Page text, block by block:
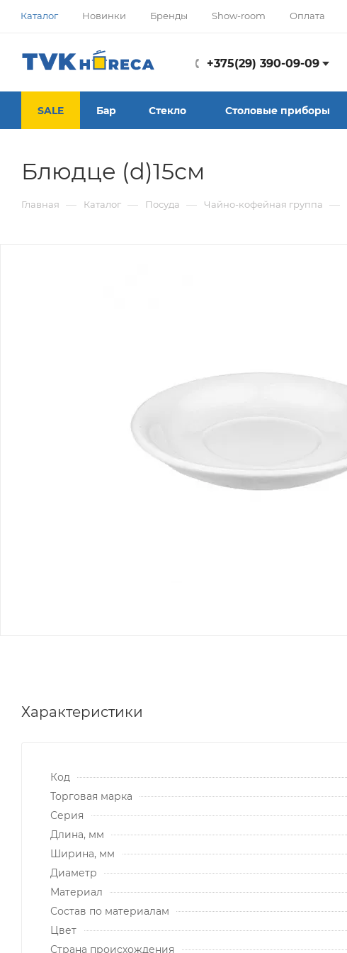
Каталог Новинки Бренды Show-room Оплата
+375(29) 390-09-09
SALE Бар Стекло Столовые приборы
Блюдце (d)15см
Главная — Каталог — Посуда — Чайно-кофейная группа —
Характеристики
Код
Торговая марка
Серия
Длина, мм
Ширина, мм
Диаметр
Материал
Состав по материалам
Цвет
Страна происхождения